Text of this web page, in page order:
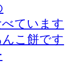
ています
こ餅です